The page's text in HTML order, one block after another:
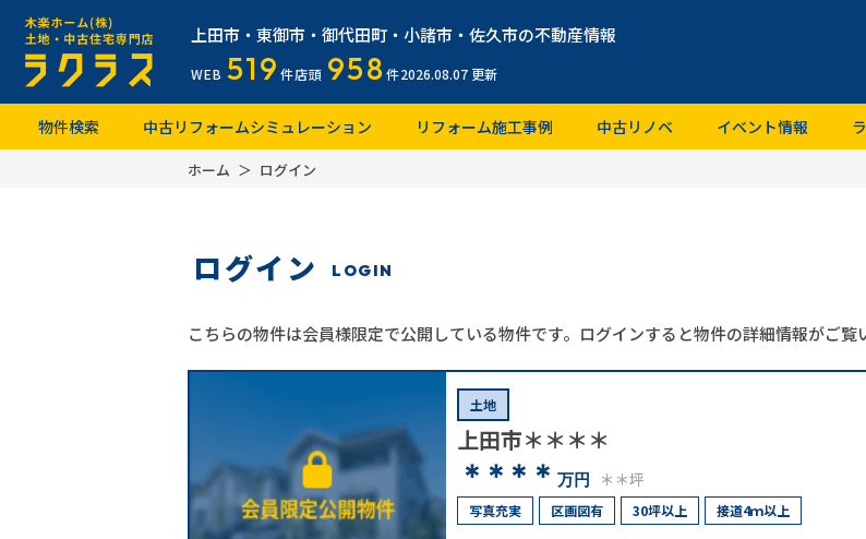
上田市・東御市・御代田町・小諸市・佐久市の不動産情報
WEB 519件店頭 958件2026.08.07 更新
物件検索 中古リフォームシミュレーション リフォーム施工事例 中古リノベ イベント情報
ホーム ログイン
ログイン LOGIN
こちらの物件は会員様限定で公開している物件です。ログインすると物件の詳細情報がご覧
土地
上田市＊＊＊＊
＊＊＊＊ 万円 ＊＊坪
写真充実 区画図有 30坪以上
接道4ｍ以上